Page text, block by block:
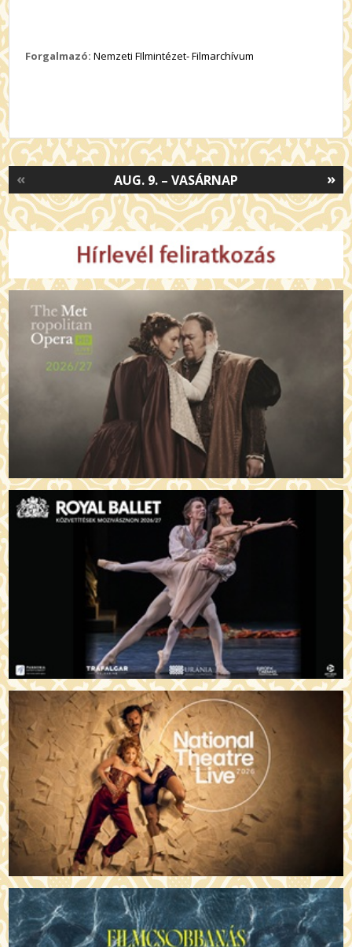
Forgalmazó: Nemzeti FIlmintézet- Filmarchívum
»
AUG. 9. – VASÁRNAP
«